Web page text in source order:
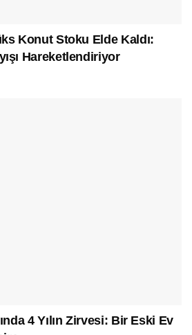
Konut Stoku Elde Kaldı:
Hareketlendiriyor
4 Yılın Zirvesi: Bir Eski Ev